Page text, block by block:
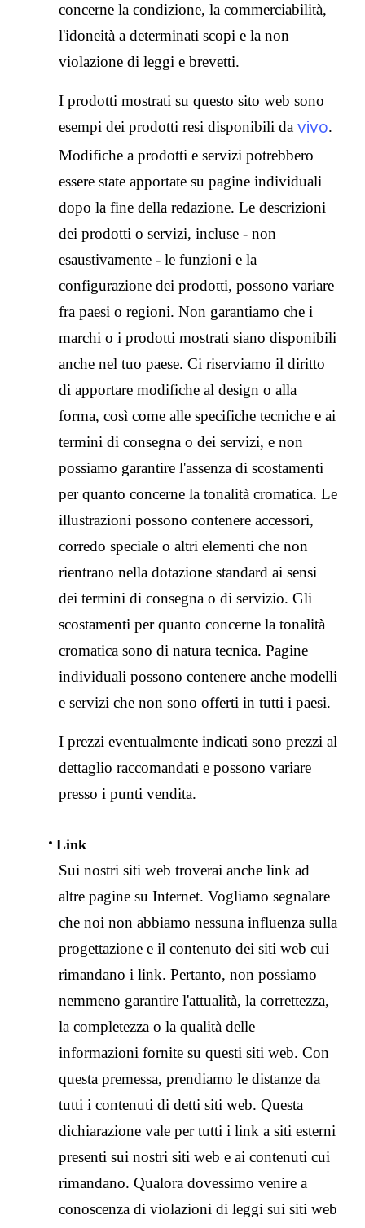
concerne la condizione, la commerciabilità,
l'idoneità a determinati scopi e la non
violazione di leggi e brevetti.
I prodotti mostrati su questo sito web sono
esempi dei prodotti resi disponibili da vivo.
Modifiche a prodotti e servizi potrebbero
essere state apportate su pagine individuali
dopo la fine della redazione. Le descrizioni
dei prodotti o servizi, incluse - non
esaustivamente - le funzioni e la
configurazione dei prodotti, possono variare
fra paesi o regioni. Non garantiamo che i
marchi o i prodotti mostrati siano disponibili
anche nel tuo paese. Ci riserviamo il diritto
di apportare modifiche al design o alla
forma, così come alle specifiche tecniche e ai
termini di consegna o dei servizi, e non
possiamo garantire l'assenza di scostamenti
per quanto concerne la tonalità cromatica. Le
illustrazioni possono contenere accessori,
corredo speciale o altri elementi che non
rientrano nella dotazione standard ai sensi
dei termini di consegna o di servizio. Gli
scostamenti per quanto concerne la tonalità
cromatica sono di natura tecnica. Pagine
individuali possono contenere anche modelli
e servizi che non sono offerti in tutti i paesi.
I prezzi eventualmente indicati sono prezzi al
dettaglio raccomandati e possono variare
presso i punti vendita.
Link
Sui nostri siti web troverai anche link ad
altre pagine su Internet. Vogliamo segnalare
che noi non abbiamo nessuna influenza sulla
progettazione e il contenuto dei siti web cui
rimandano i link. Pertanto, non possiamo
nemmeno garantire l'attualità, la correttezza,
la completezza o la qualità delle
informazioni fornite su questi siti web. Con
questa premessa, prendiamo le distanze da
tutti i contenuti di detti siti web. Questa
dichiarazione vale per tutti i link a siti esterni
presenti sui nostri siti web e ai contenuti cui
rimandano. Qualora dovessimo venire a
conoscenza di violazioni di leggi sui siti web